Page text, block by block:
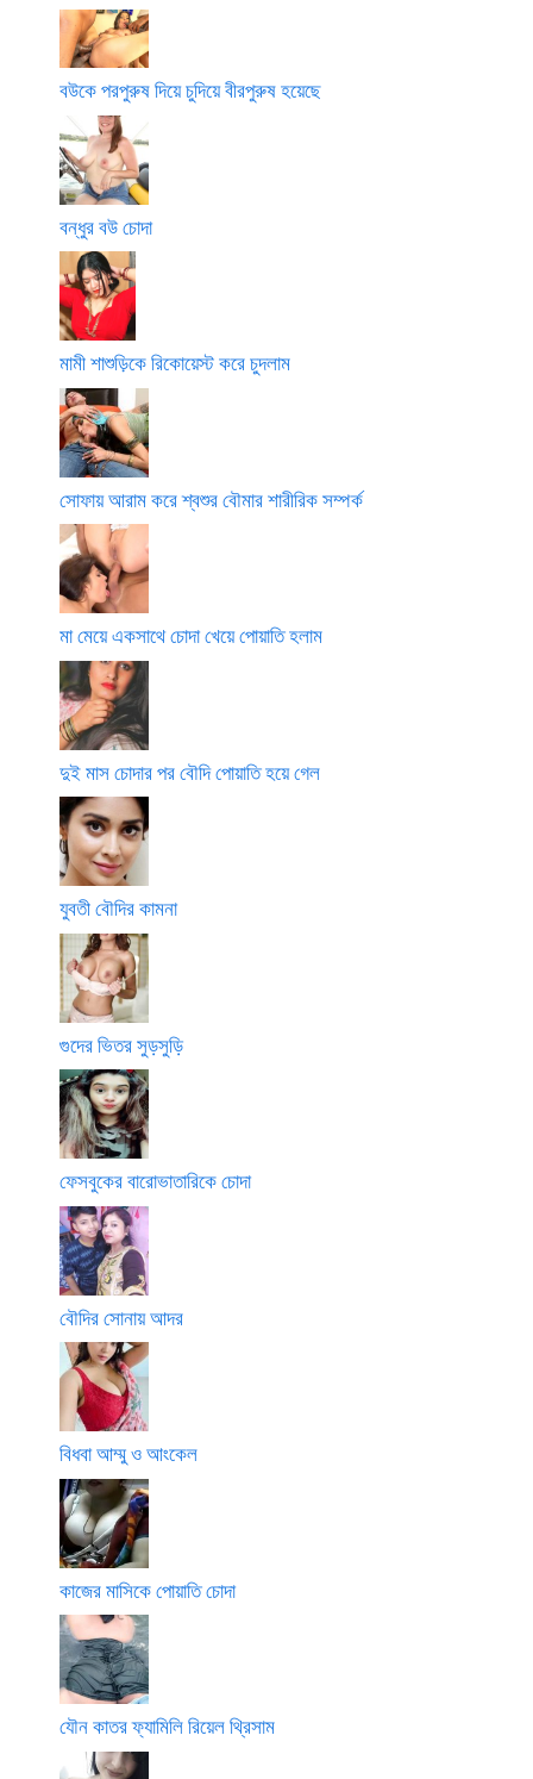
বউকে পরপুরুষ দিয়ে চুদিয়ে বীরপুরুষ হয়েছে
বন্ধুর বউ চোদা
মামী শাশুড়িকে রিকোয়েস্ট করে চুদলাম
সোফায় আরাম করে শ্বশুর বৌমার শারীরিক সম্পর্ক
মা মেয়ে একসাথে চোদা খেয়ে পোয়াতি হলাম
দুই মাস চোদার পর বৌদি পোয়াতি হয়ে গেল
যুবতী বৌদির কামনা
গুদের ভিতর সুড়সুড়ি
ফেসবুকের বারোভাতারিকে চোদা
বৌদির সোনায় আদর
বিধবা আম্মু ও আংকেল
কাজের মাসিকে পোয়াতি চোদা
যৌন কাতর ফ্যামিলি রিয়েল থ্রিসাম